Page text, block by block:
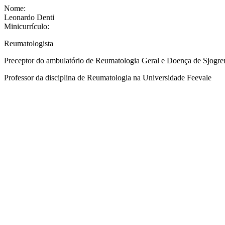
Nome:
Leonardo Denti
Minicurrículo:
Reumatologista
Preceptor do ambulatório de Reumatologia Geral e Doença de
Professor da disciplina de Reumatologia na Universidade Feevale